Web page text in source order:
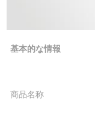
基本的な情報
商品名称